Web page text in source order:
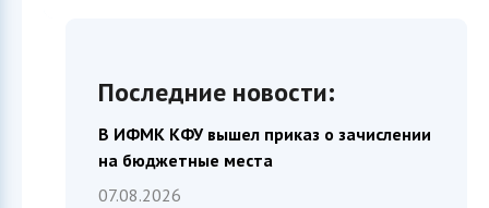
Последние новости:
В ИФМК КФУ вышел приказ о зачислении
на бюджетные места
07.08.2026